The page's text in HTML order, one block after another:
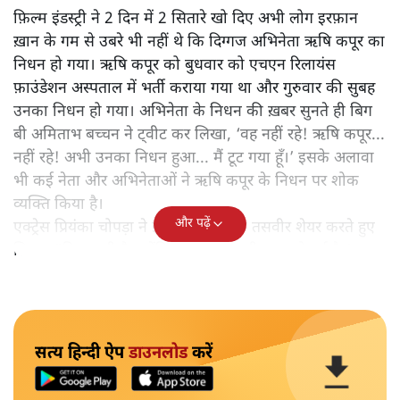
फ़िल्म इंडस्ट्री ने 2 दिन में 2 सितारे खो दिए अभी लोग इरफ़ान
ख़ान के गम से उबरे भी नहीं थे कि दिग्गज अभिनेता ऋषि कपूर का
निधन हो गया। ऋषि कपूर को बुधवार को एचएन रिलायंस
फ़ाउंडेशन अस्पताल में भर्ती कराया गया था और गुरुवार की सुबह
उनका निधन हो गया। अभिनेता के निधन की ख़बर सुनते ही बिग
बी अमिताभ बच्चन ने ट्वीट कर लिखा, ‘वह नहीं रहे! ऋषि कपूर...
नहीं रहे! अभी उनका निधन हुआ... मैं टूट गया हूँ।’ इसके अलावा
भी कई नेता और अभिनेताओं ने ऋषि कपूर के निधन पर शोक
व्यक्ति किया है।
एक्ट्रेस प्रियंका चोपड़ा ने इंस्टाग्राम पर एक तसवीर शेयर करते हुए
लिखा, "दिल भारी है क्योंकि आज एक सदी ख़त्म हो गई है।’
और पढ़ें
सत्य हिन्दी ऐपडाउनलोडकरें